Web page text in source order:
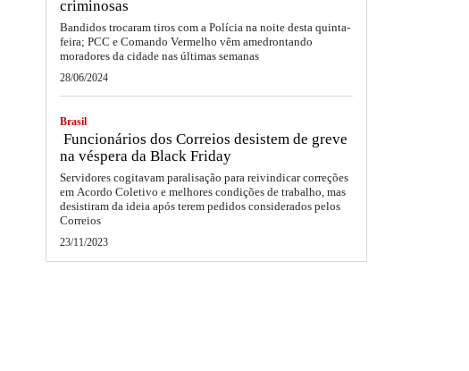
criminosas
Bandidos trocaram tiros com a Polícia na noite desta quinta-
feira; PCC e Comando Vermelho vêm amedrontando
moradores da cidade nas últimas semanas
28/06/2024
Brasil
Funcionários dos Correios desistem de greve
na véspera da Black Friday
Servidores cogitavam paralisação para reivindicar correções
em Acordo Coletivo e melhores condições de trabalho, mas
desistiram da ideia após terem pedidos considerados pelos
Correios
23/11/2023